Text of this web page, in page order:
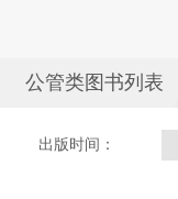
公管类图书列表
出版时间：